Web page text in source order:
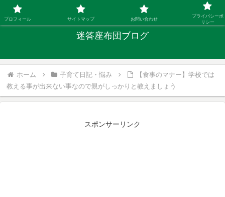
「ひとり親」40代シングルファザーの子育て迷答
迷答座布団ブログ
ホーム 子育て日記・悩み
【食事のマナー】学校では
教える事が出来ない事なので親がしっかりと教えましょう
スポンサーリンク
プロフィール サイトマップ お問い合わせ
プライバシーポ
リシー